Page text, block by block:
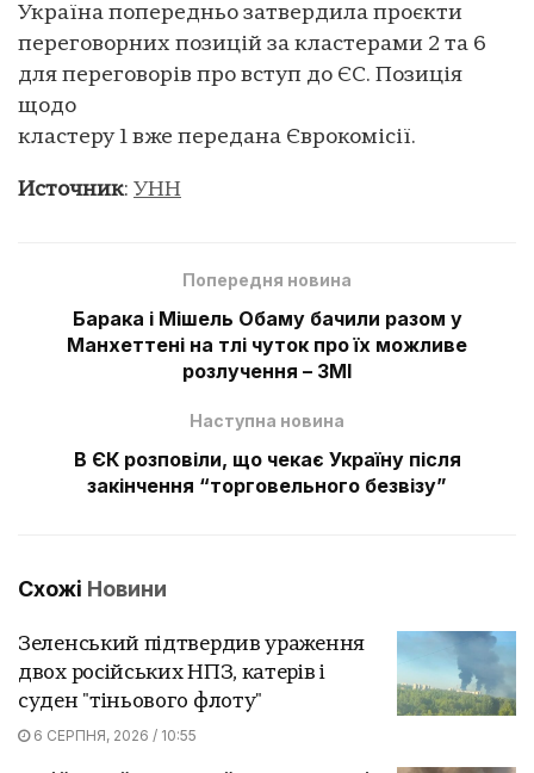
Україна попередньо затвердила проєкти
переговорних позицій за кластерами 2 та 6
для переговорів про вступ до ЄС. Позиція
щодо
кластеру 1 вже передана Єврокомісії.
Источник: УНН
Попередня новина
Барака і Мішель Обаму бачили разом у
Манхеттені на тлі чуток про їх можливе
розлучення – ЗМІ
Наступна новина
В ЄК розповіли, що чекає Україну після
закінчення “торговельного безвізу”
Схожі Новини
Зеленський підтвердив ураження
двох російських НПЗ, катерів і
суден "тіньового флоту"
6 СЕРПНЯ, 2026 / 10:55